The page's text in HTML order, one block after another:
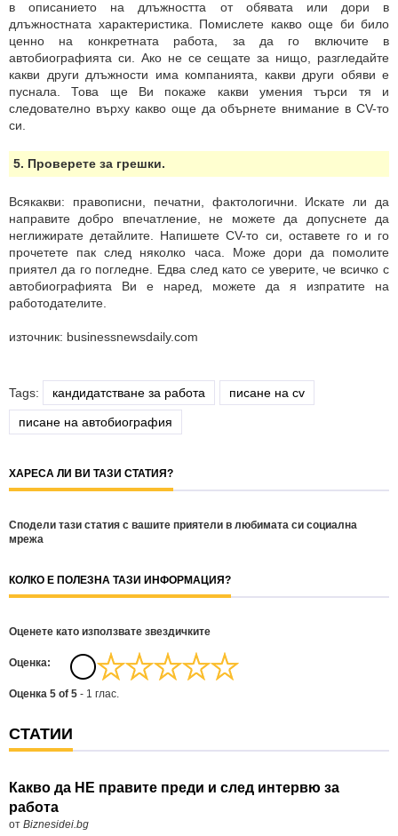
в описанието на длъжността от обявата или дори в
длъжностната характеристика. Помислете какво още би било
ценно на конкретната работа, за да го включите в
автобиографията си. Ако не се сещате за нищо, разгледайте
какви други длъжности има компанията, какви други обяви е
пуснала. Това ще Ви покаже какви умения търси тя и
следователно върху какво още да обърнете внимание в CV-то
си.
5. Проверете за грешки.
Всякакви: правописни, печатни, фактологични. Искате ли да
направите добро впечатление, не можете да допуснете да
неглижирате детайлите. Напишете CV-то си, оставете го и го
прочетете пак след няколко часа. Може дори да помолите
приятел да го погледне. Едва след като се уверите, че всичко с
автобиографията Ви е наред, можете да я изпратите на
работодателите.
източник: businessnewsdaily.com
Tags: кандидатстване за работа писане на cv
писане на автобиография
ХАРЕСА ЛИ ВИ ТАЗИ СТАТИЯ?
Сподели тази статия с вашите приятели в любимата си социална
мрежа
КОЛКО Е ПОЛЕЗНА ТАЗИ ИНФОРМАЦИЯ?
Оценете като използвате звездичките
Oценка:
Оценка 5 of 5 - 1 глас.
СТАТИИ
Какво да НЕ правите преди и след интервю за
работа
от Biznesidei.bg